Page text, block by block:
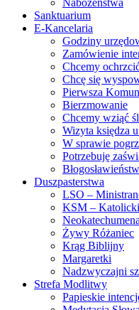
Nabożeństwa
Sanktuarium
E-Kancelaria
Godziny
Zamówienie
Chcemy
Chcę się
Pierwsza
Bierzmowanie
Chcemy wziąć
Wizyta księdza
W sprawie
Potrzebuję
Duszpasterstwa
LSO –
KSM –
Żywy Różaniec
Krąg Biblijny
Margaretki
Nadzwyczajni
Strefa Modlitwy
Papieskie